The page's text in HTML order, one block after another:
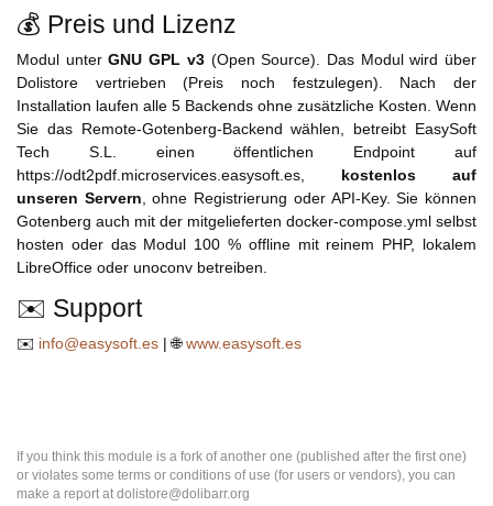
💰 Preis und Lizenz
Modul unterGNU GPL v3(Open Source). Das Modul wird über
Dolistore vertrieben (Preis noch festzulegen). Nach der
Installation laufen alle 5 Backends ohne zusätzliche Kosten. Wenn
Sie das Remote-Gotenberg-Backend wählen, betreibt EasySoft
Tech S.L. einen öffentlichen Endpoint auf
https://odt2pdf.microservices.easysoft.es, kostenlos auf
unseren Servern, ohne Registrierung oder API-Key. Sie können
Gotenberg auch mit der mitgelieferten docker-compose.yml selbst
hosten oder das Modul 100 % offline mit reinem PHP, lokalem
LibreOffice oder unoconv betreiben.
✉️ Support
✉️ info@easysoft.es | 🌐www.easysoft.es
If you think this module is a fork of another one (published after the first one)
or violates some terms or conditions of use (for users or vendors), you can
make a report at dolistore@dolibarr.org